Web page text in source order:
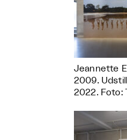
Jeannette
2009.
2022. Foto: